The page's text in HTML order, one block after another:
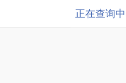
正在查询中